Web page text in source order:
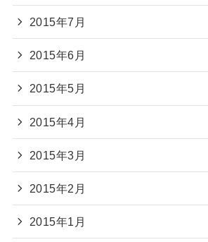
2015年7月
2015年6月
2015年5月
2015年4月
2015年3月
2015年2月
2015年1月